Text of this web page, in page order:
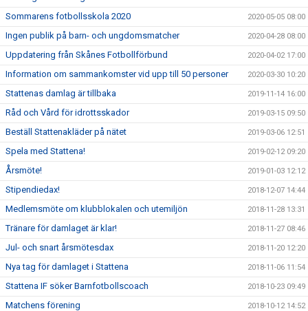
Sommarens fotbollsskola 2020 2020-05-05 08:00
Ingen publik på barn- och ungdomsmatcher 2020-04-28 08:00
Uppdatering från Skånes Fotbollförbund 2020-04-02 17:00
Information om sammankomster vid upp till 50 personer 2020-03-30 10:20
Stattenas damlag är tillbaka 2019-11-14 16:00
Råd och Vård för idrottsskador 2019-03-15 09:50
Beställ Stattenakläder på nätet 2019-03-06 12:51
Spela med Stattena! 2019-02-12 09:20
Årsmöte! 2019-01-03 12:12
Stipendiedax! 2018-12-07 14:44
Medlemsmöte om klubblokalen och utemiljön 2018-11-28 13:31
Tränare för damlaget är klar! 2018-11-27 08:46
Jul- och snart årsmötesdax 2018-11-20 12:20
Nya tag för damlaget i Stattena 2018-11-06 11:54
Stattena IF söker Barnfotbollscoach 2018-10-23 09:49
Matchens förening 2018-10-12 14:52